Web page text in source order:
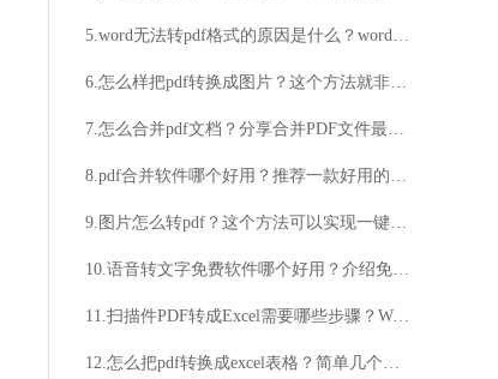
5.word无法转pdf格式的原因是什么？word文件转换为pdf格式具体方法
6.怎么样把pdf转换成图片？这个方法就非常不错！
7.怎么合并pdf文档？分享合并PDF文件最简单的方法
8.pdf合并软件哪个好用？推荐一款好用的合并工具
9.图片怎么转pdf？这个方法可以实现一键转换
10.语音转文字免费软件哪个好用？介绍免费好用的语音转文字软件
11.扫描件PDF转成Excel需要哪些步骤？Word转换PDF方法
12.怎么把pdf转换成excel表格？简单几个步骤就完成